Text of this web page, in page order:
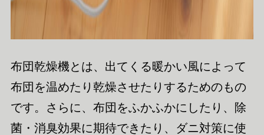
布団乾燥機とは、出てくる暖かい風によって
布団を温めたり乾燥させたりするためのもの
です。さらに、布団をふかふかにしたり、除
菌・消臭効果に期待できたり、ダニ対策に使